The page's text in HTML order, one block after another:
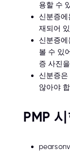
용할 수
신분증
재되어
신분증
볼 수 있
증 사진
신분증
않아야
PMP
당